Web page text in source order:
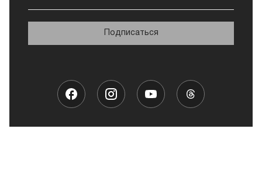
Подписаться